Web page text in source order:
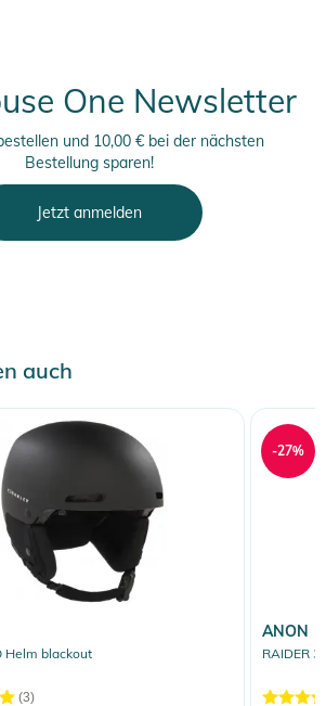
One Newsletter
und 10,00 € bei der nächsten
Bestellung sparen!
Jetzt anmelden
auch
Helm blackout
(3)
ANON
RAIDER
-27%